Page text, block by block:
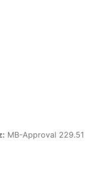
MB-Approval 229.51